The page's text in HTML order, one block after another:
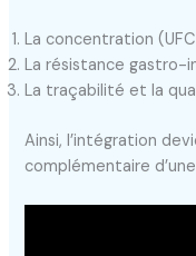
La concentration
La résistance
La traçabilité et la
Ainsi, l’intégration
complémentaire